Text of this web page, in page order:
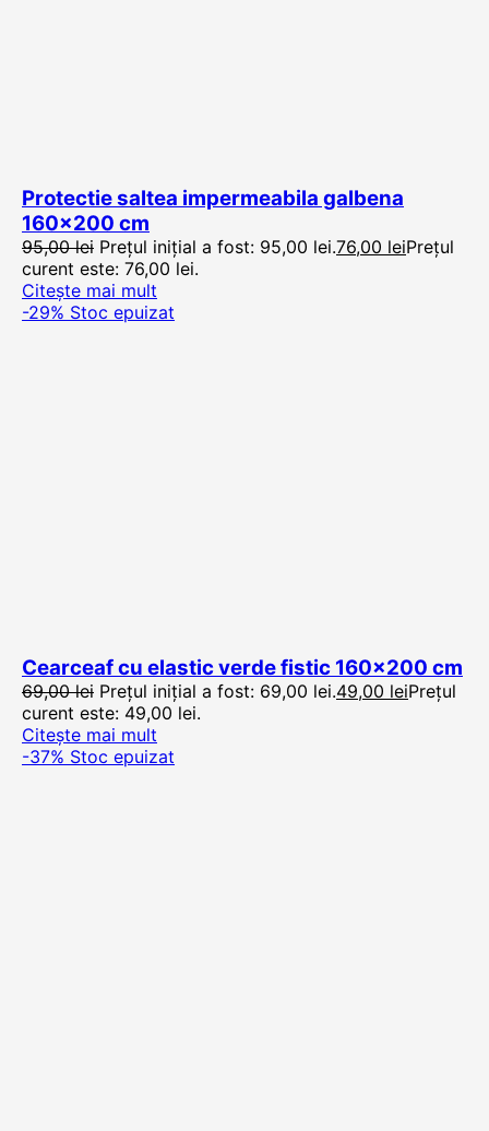
Protectie saltea impermeabila galbena
160×200 cm
95,00lei Prețul inițial a fost: 95,00 lei.76,00 leiPrețul
curent este: 76,00 lei.
Citește mai mult
-29% Stoc epuizat
Cearceaf cu elastic verde fistic 160×200 cm
69,00lei Prețul inițial a fost: 69,00 lei.49,00 leiPrețul
curent este: 49,00 lei.
Citește mai mult
-37% Stoc epuizat